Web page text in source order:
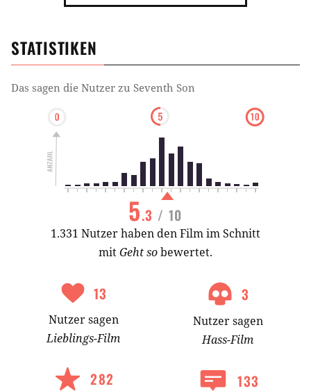
STATISTIKEN
Das sagen die Nutzer zu Seventh Son
5.3 / 10
1.331 Nutzer haben den Film im Schnitt
mitGeht sobewertet.
13
Nutzersagen
Lieblings-Film
3
Nutzersagen
Hass-Film
282 133